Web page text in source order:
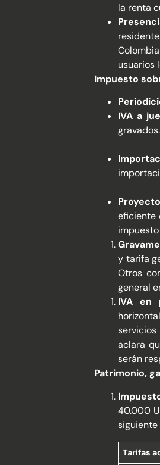
la renta
usuarios
Impuesto
IVA a
gravados.
eficiente
y tarifa
Otros
general
IVA en
servicios
aclara
serán
Patrimonio,
40.000
siguiente
Tarifas